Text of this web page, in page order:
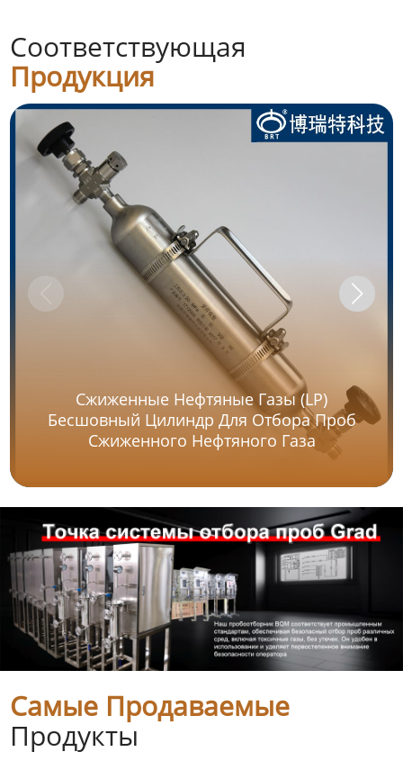
Соответствующая
Продукция
Сжиженные Нефтяные Газы (LP)
Бесшовный Цилиндр Для Отбора Проб
Сжиженного Нефтяного Газа
Самые Продаваемые
Продукты